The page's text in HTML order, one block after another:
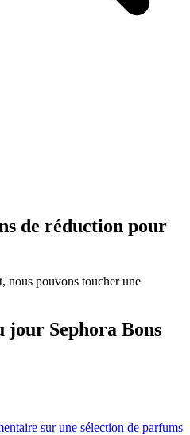
de réduction pour
nous pouvons toucher une
jour Sephora Bons
sur une sélection de parfums